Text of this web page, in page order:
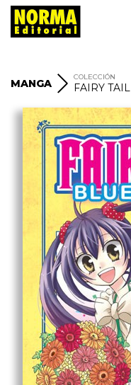
MANGA
COLECCIÓN
FAIRY TAIL